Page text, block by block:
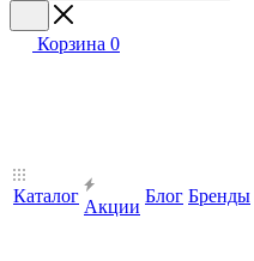
Корзина 0
Каталог
Акции
Блог Бренды